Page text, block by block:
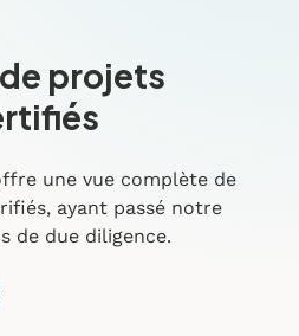
de projets
une vue complète de
ayant passé notre
de due diligence.